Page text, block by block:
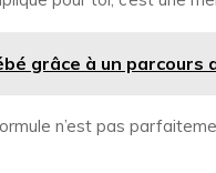
grâce à un parcours
n’est pas